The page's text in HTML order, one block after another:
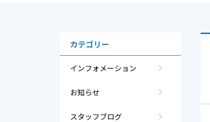
カテゴリー
インフォメーション
お知らせ
スタッフブログ